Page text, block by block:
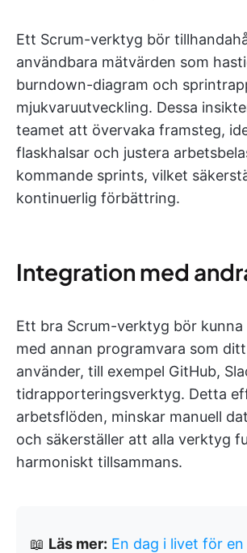
Ett Scrum-verktyg bör
användbara mätvärden som
burndown-diagram och
mjukvaruutveckling. Dessa
teamet att övervaka framsteg,
flaskhalsar och justera
kommande sprints, vilket
kontinuerlig förbättring.
Integration med
Ett bra Scrum-verktyg bör kunna
med annan programvara som
använder, till exempel GitHub,
tidrapporteringsverktyg. Detta
arbetsflöden, minskar manuell
och säkerställer att alla verktyg
harmoniskt tillsammans.
📖 Läs mer: En dag i livet för en